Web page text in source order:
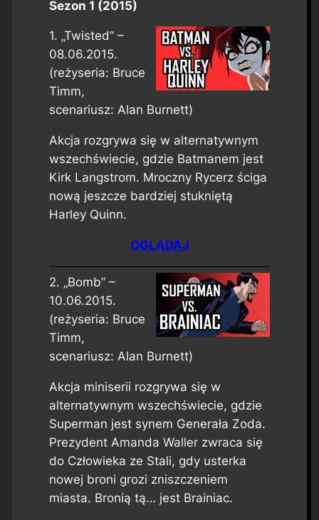
Sezon 1 (2015)
1. „Twisted” –
08.06.2015.
(reżyseria: Bruce
Timm,
scenariusz: Alan Burnett)
Akcja rozgrywa się w alternatywnym
wszechświecie, gdzie Batmanem jest
Kirk Langstrom. Mroczny Rycerz ściga
nową jeszcze bardziej stukniętą
Harley Quinn.
OGLĄDAJ
2. „Bomb” –
10.06.2015.
(reżyseria: Bruce
Timm,
scenariusz: Alan Burnett)
Akcja miniserii rozgrywa się w
alternatywnym wszechświecie, gdzie
Superman jest synem Generała Zoda.
Prezydent Amanda Waller zwraca się
do Człowieka ze Stali, gdy usterka
nowej broni grozi zniszczeniem
miasta. Bronią tą… jest Brainiac.